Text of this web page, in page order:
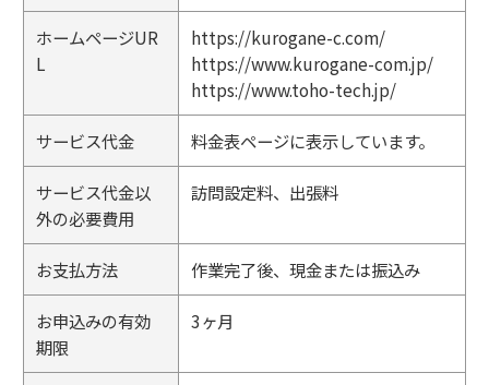
ホームページUR
L
https://kurogane-c.com/
https://www.kurogane-com.jp/
https://www.toho-tech.jp/
サービス代金 料金表ページに表示しています。
サービス代金以
外の必要費用
訪問設定料、出張料
お支払方法 作業完了後、現金または振込み
お申込みの有効
期限
3ヶ月